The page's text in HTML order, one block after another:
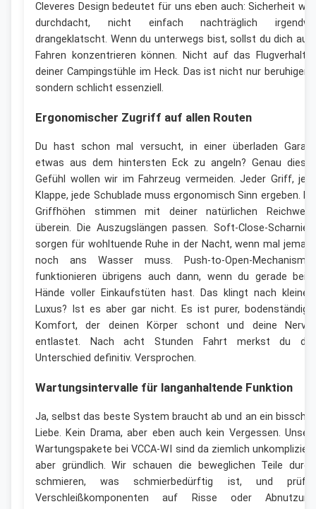
Cleveres Design bedeutet für uns eben auch: Sicherheit
durchdacht, nicht einfach nachträglich
drangeklatscht. Wenn du unterwegs bist, sollst du dich
Fahren konzentrieren können. Nicht auf das
deiner Campingstühle im Heck. Das ist nicht nur
sondern schlicht essenziell.
Ergonomischer Zugriff auf allen Routen
Du hast schon mal versucht, in einer überladen
etwas aus dem hintersten Eck zu angeln? Genau
Gefühl wollen wir im Fahrzeug vermeiden. Jeder Griff,
Klappe, jede Schublade muss ergonomisch Sinn ergeben.
Griffhöhen stimmen mit deiner natürlichen
überein. Die Auszugslängen passen. Soft-Close-
sorgen für wohltuende Ruhe in der Nacht, wenn mal
noch ans Wasser muss. Push-to-Open-
funktionieren übrigens auch dann, wenn du gerade
Hände voller Einkaufstüten hast. Das klingt nach
Luxus? Ist es aber gar nicht. Es ist purer,
Komfort, der deinen Körper schont und deine
entlastet. Nach acht Stunden Fahrt merkst du
Unterschied definitiv. Versprochen.
Wartungsintervalle für langanhaltende Funktion
Ja, selbst das beste System braucht ab und an ein
Liebe. Kein Drama, aber eben auch kein Vergessen.
Wartungspakete bei VCCA-WI sind da ziemlich
aber gründlich. Wir schauen die beweglichen Teile
schmieren, was schmierbedürftig ist, und
Verschleißkomponenten auf Risse oder